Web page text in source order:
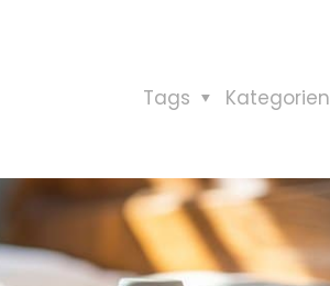
Kategorien
Tags